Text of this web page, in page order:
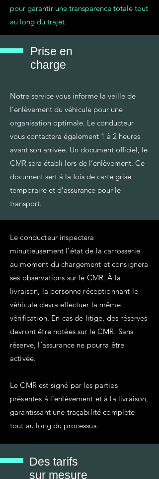
pour garantir une transparence totale tout
au long du trajet.
Prise en
charge
Notre service vous informe la veille de
l’enlèvement du véhicule pour une
organisation optimale. Le conducteur
vous contactera également 1 à 2 heures
avant son arrivée. Un document officiel, le
CMR sera établi lors de l’enlèvement. Ce
document sert à la fois de carte grise
temporaire et d’assurance pour le
transport.
Le conducteur inspectera
minutieusement l’état de la carrosserie
au moment du chargement et consignera
ses observations sur le CMR. À la
livraison, la personne réceptionnant le
véhicule devra effectuer la même
vérification. En cas de litige, des réserves
devront être notées sur le CMR. Sans
réserve, l’assurance ne pourra être
activée.
Le CMR est signé par les parties
présentes à l’enlèvement et à la livraison,
garantissant une traçabilité complète
tout au long du processus.
Des tarifs
sur mesure